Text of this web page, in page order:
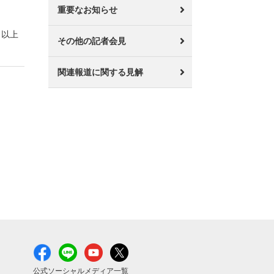
以上
重要なお知らせ
その他の記者会見
関連報道に関する見解
公式ソーシャルメディア一覧